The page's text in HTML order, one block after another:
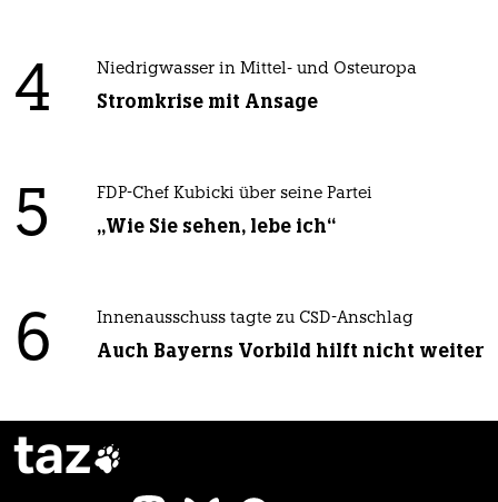
4 Niedrigwasser in Mittel- und Osteuropa
Stromkrise mit Ansage
5 FDP-Chef Kubicki über seine Partei
„Wie Sie sehen, lebe ich“
6 Innenausschuss tagte zu CSD-Anschlag
Auch Bayerns Vorbild hilft nicht weiter
taz